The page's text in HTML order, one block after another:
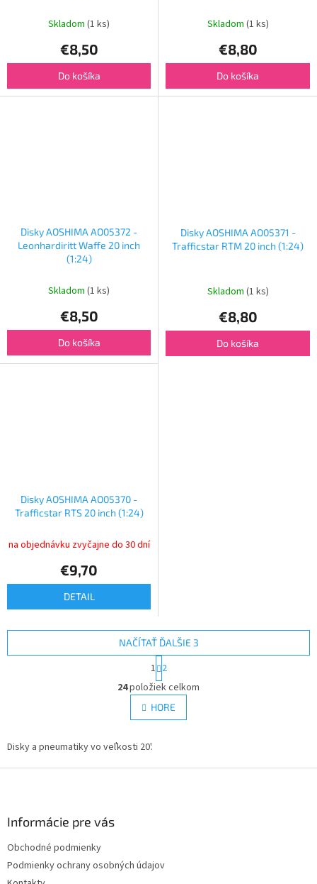
Skladom (1 ks)
€8,50
Do košíka
Skladom (1 ks)
€8,80
Do košíka
Disky AOSHIMA AO05372 -
Leonhardiritt Waffe 20 inch
(1:24)
Skladom (1 ks)
€8,50
Do košíka
Disky AOSHIMA AO05371 -
Trafficstar RTM 20 inch (1:24)
Skladom (1 ks)
€8,80
Do košíka
Disky AOSHIMA AO05370 -
Trafficstar RTS 20 inch (1:24)
na objednávku zvyčajne do 30 dní
€9,70
DETAIL
O
v
l
á
v
NAČÍTAŤ ĎALŠIE 3
t
r
á
n
k
n
1 2
24položiek celkom
HORE
Disky a pneumatiky vo veľkosti 20'.
Informácie pre vás
Obchodné podmienky
Podmienky ochrany osobných údajov